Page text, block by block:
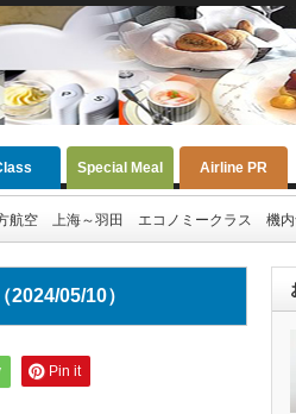
Special Meal Airline PR
航空 上海～羽田 エコノミークラス 機内
05/10）
Pin it